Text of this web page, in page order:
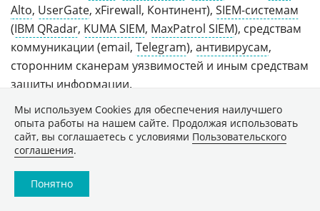
Alto, UserGate, xFirewall, Континент), SIEM-системам
(IBM QRadar, KUMA SIEM, MaxPatrol SIEM), средствам
коммуникации (email, Telegram), антивирусам,
сторонним сканерам уязвимостей и иным средствам
защиты информации.
Приобретая сканер уязвимостей Security Vision,
наши заказчики получают в комплекте и
продвинутую систему
поддержкойудаленного
устройств, запуском скриптов реагирования,
Мы используем Сookies для обеспечения наилучшего
опыта работы на нашем сайте. Продолжая использовать
сайт, вы соглашаетесь с условиями Пользовательского
соглашения.
Понятно